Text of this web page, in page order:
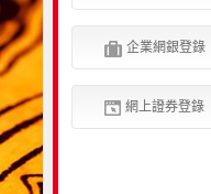
企業網銀登錄
網上證券登錄